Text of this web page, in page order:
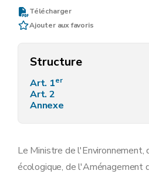
Télécharger
Ajouter aux favoris
Structure
Art. 1er
Art. 2
Annexe
Le Ministre de l'Environnement,
écologique, de l'Aménagement